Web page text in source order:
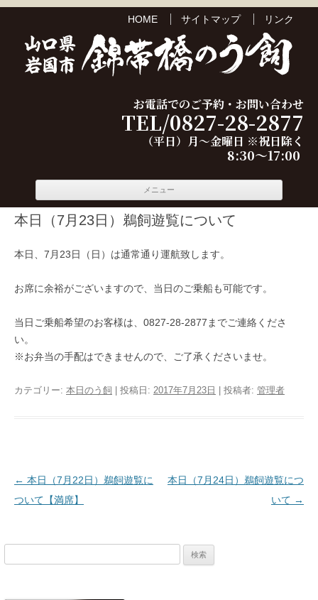
HOME サイトマップ リンク
お電話でのご予約・お問い合わせ
TEL/0827-28-2877
（平日）月～金曜日 ※祝日除く
8:30～17:00
メニュー
本日（7月23日）鵜飼遊覧について
本日、7月23日（日）は通常通り運航致します。
お席に余裕がございますので、当日のご乗船も可能です。
当日ご乗船希望のお客様は、0827-28-2877までご連絡くださ
い。
※お弁当の手配はできませんので、ご了承くださいませ。
カテゴリー: 本日のう飼 | 投稿日: 2017年7月23日 投稿者: 管理者
投稿ナビゲーション
← 本日（7月22日）鵜飼遊覧に
ついて【満席】
本日（7月24日）鵜飼遊覧につ
いて →